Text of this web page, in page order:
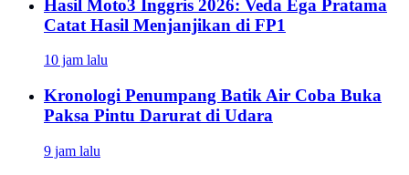
Hasil Moto3 Inggris 2026: Veda Ega Pratama
Catat Hasil Menjanjikan di FP1
10 jam lalu
Kronologi Penumpang Batik Air Coba Buka
Paksa Pintu Darurat di Udara
9 jam lalu